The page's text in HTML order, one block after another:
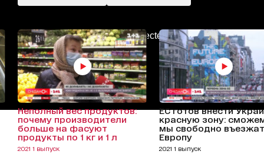
AdBlockDetected!
Неполный вес продуктов:
почему производители
больше на фасуют
продукты по 1 кг и 1 л
2021 1 выпуск
ЕС готов внести
красную зону:
мы свободно
Европу
2021 1 выпуск